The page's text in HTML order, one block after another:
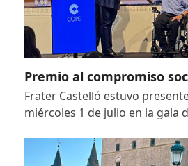
Premio al compromiso
Frater Castelló estuvo
miércoles 1 de julio en la gala